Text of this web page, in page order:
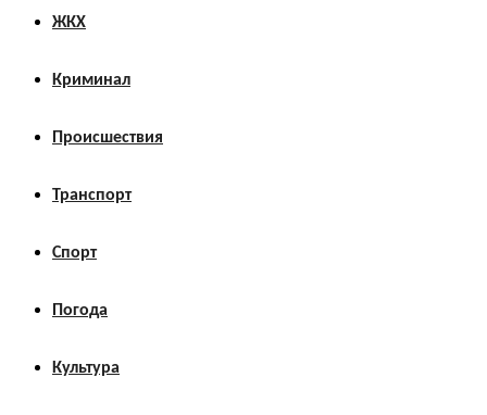
ЖКХ
Криминал
Происшествия
Транспорт
Спорт
Погода
Культура